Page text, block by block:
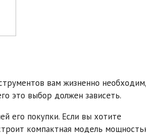
вам жизненно необходим,
это выбор должен зависеть.
его покупки. Если вы хотите
компактная модель